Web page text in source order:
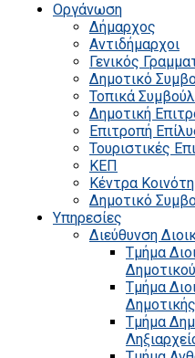
Οργάνωση
Δήμαρχος
Αντιδήμαρχοι
Γενικός
Δημοτικό
Τοπικά
Δημοτική
Επιτροπή
Τουριστικές
ΚΕΠ
Κέντρα
Δημοτικό
Υπηρεσίες
Διεύθυνση
Τμήμα
Τμήμα
Τμήμα